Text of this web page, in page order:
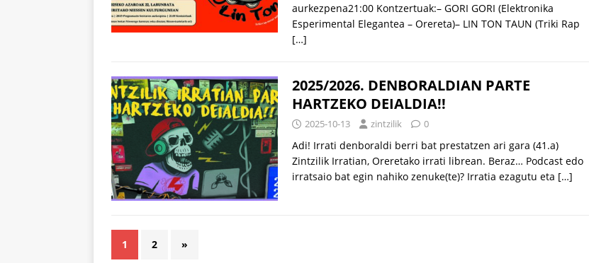
aurkezpena21:00 Kontzertuak:– GORI GORI (Elektronika
Esperimental Elegantea – Orereta)– LIN TON TAUN (Triki Rap
[…]
2025/2026. DENBORALDIAN PARTE
HARTZEKO DEIALDIA!!
2025-10-13 zintzilik 0
Adi! Irrati denboraldi berri bat prestatzen ari gara (41.a)
Zintzilik Irratian, Oreretako irrati librean. Beraz… Podcast edo
irratsaio bat egin nahiko zenuke(te)? Irratia ezagutu eta […]
1 2 »